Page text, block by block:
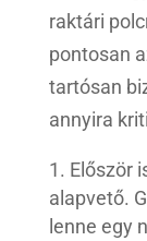
raktári
pontosan
tartósan
annyira
Először
alapvető.
lenne egy